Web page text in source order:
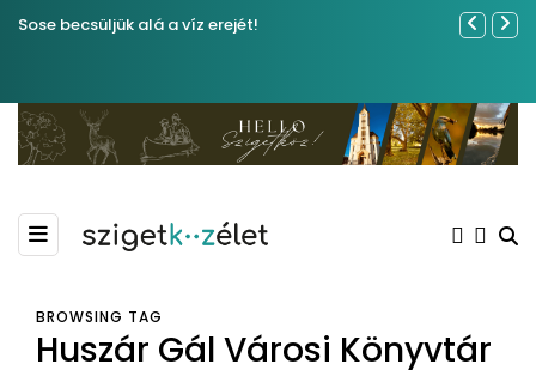
Sose becsüljük alá a víz erejét!
Közel
BROWSING TAG
Huszár Gál Városi Könyvtár